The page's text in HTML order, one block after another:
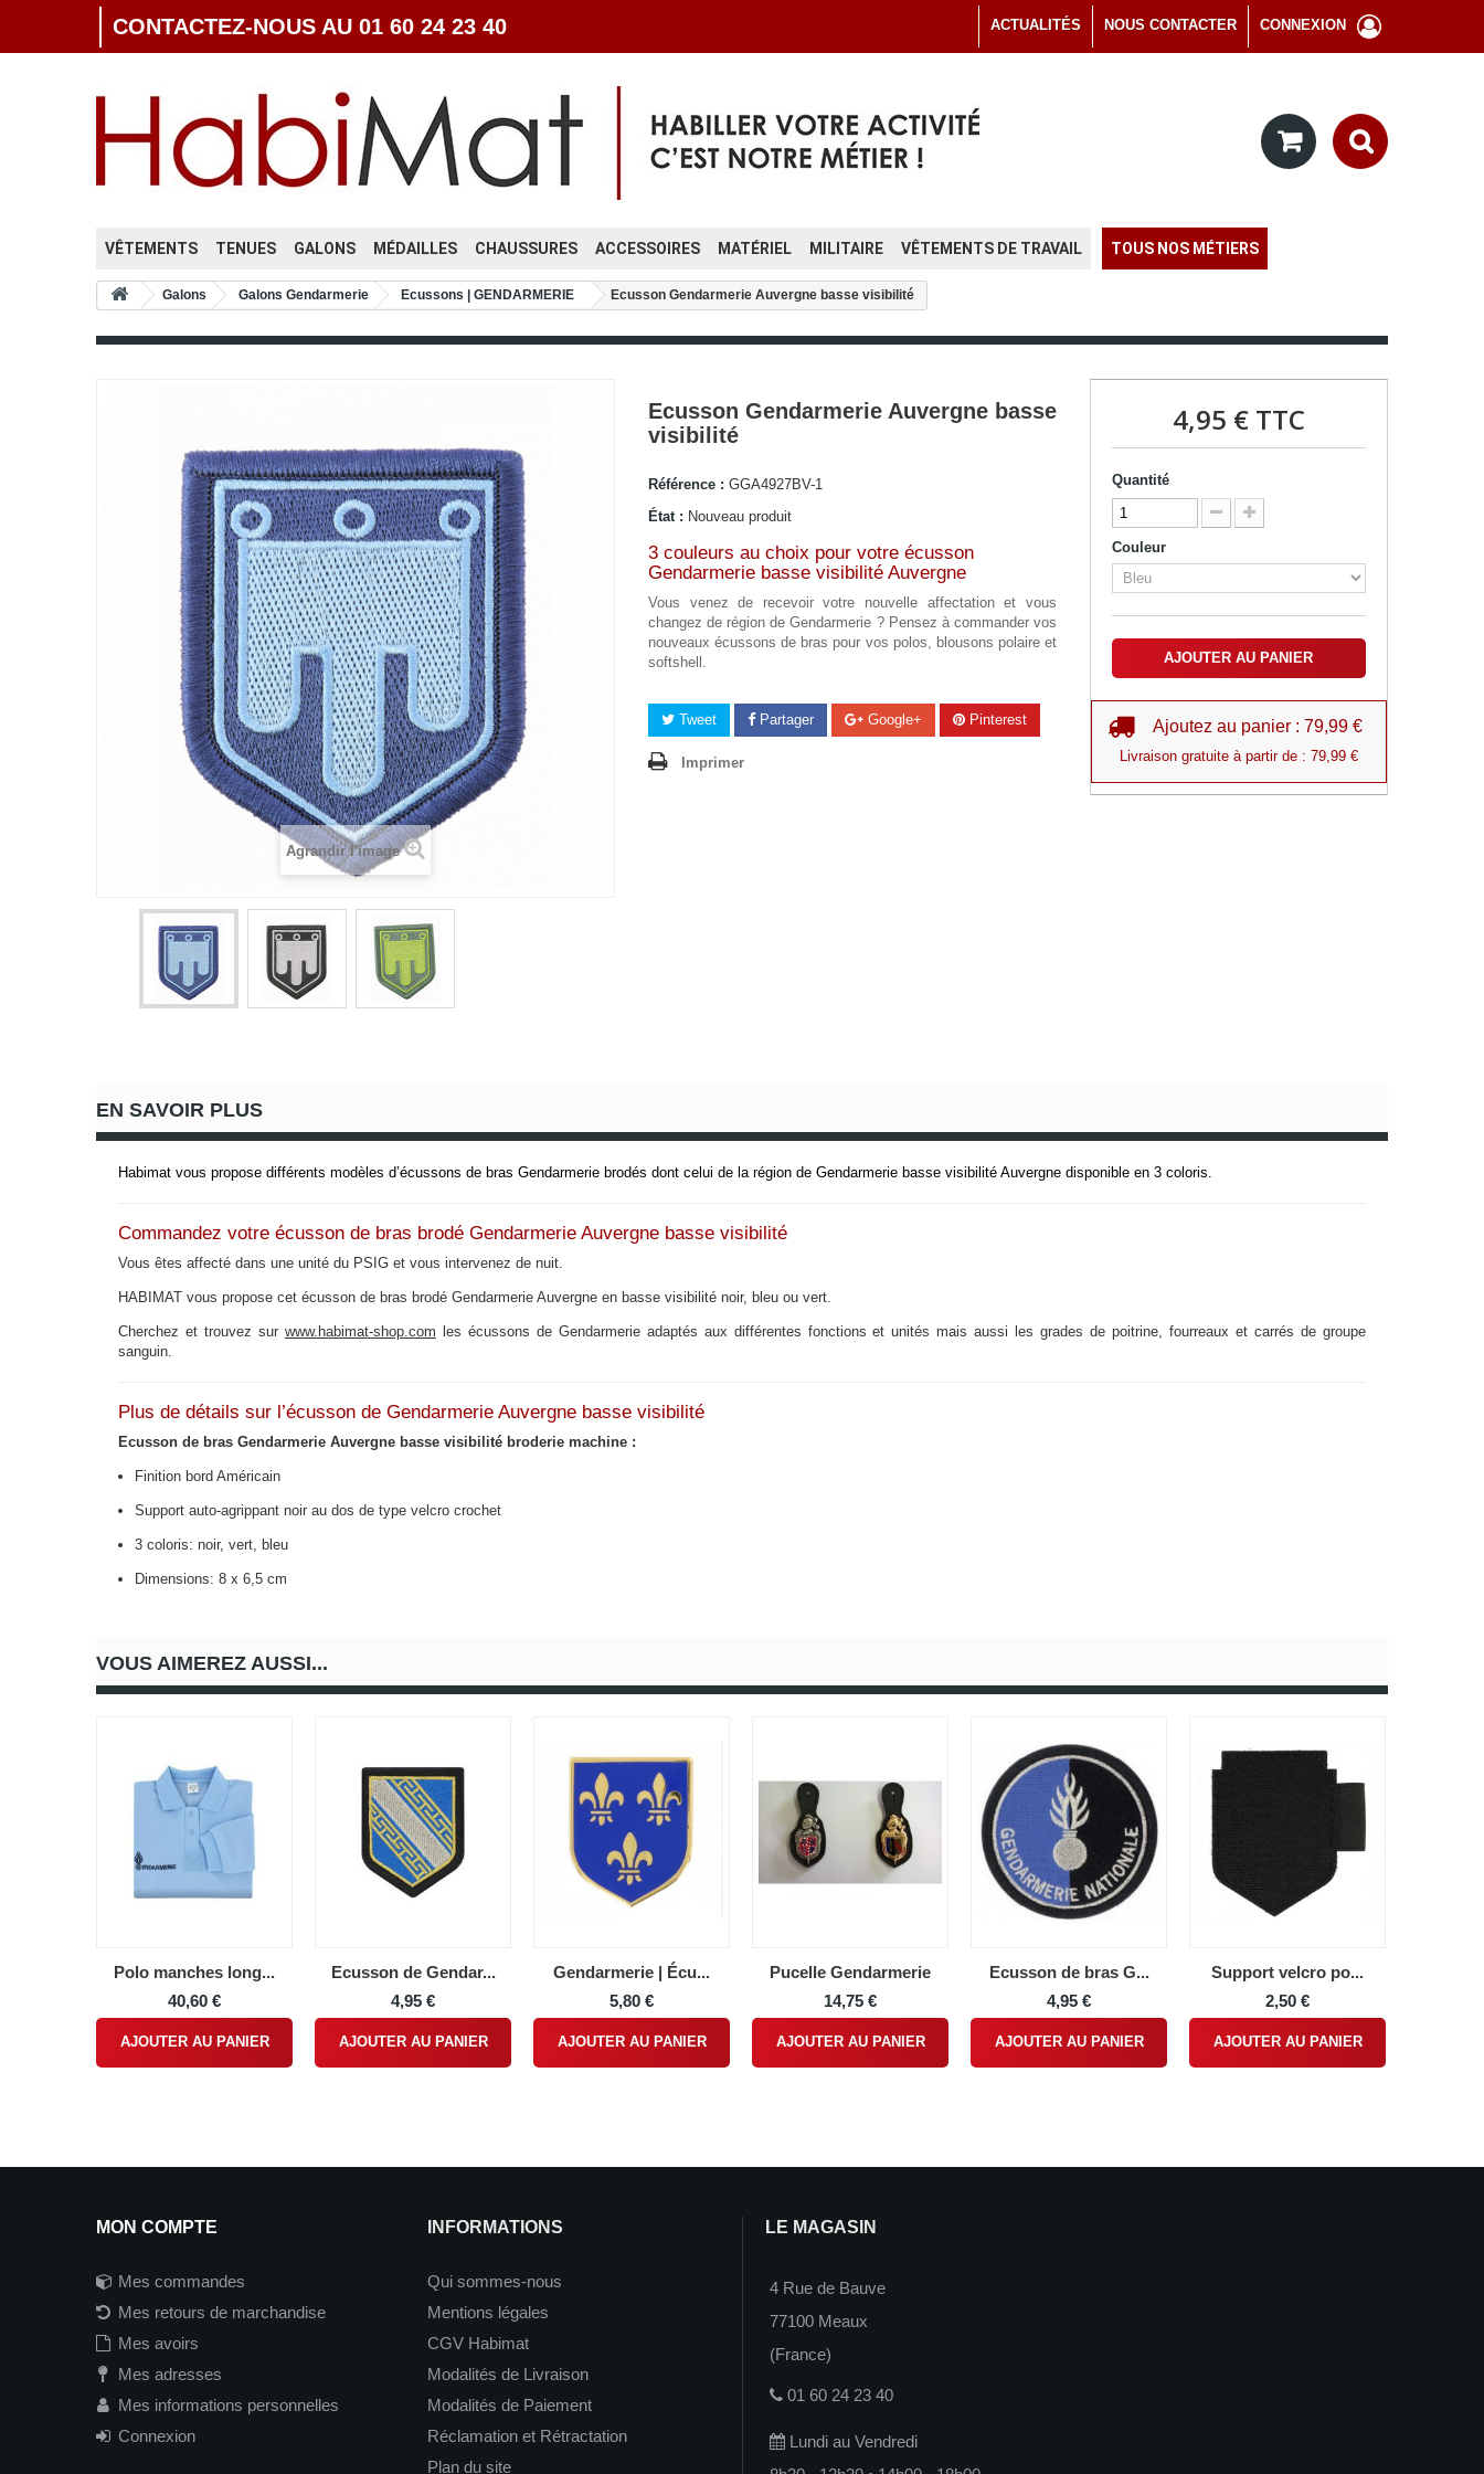
CONNEXION
NOUS CONTACTER
ACTUALITÉS
CONTACTEZ-NOUS AU 01 60 24 23 40
VÊTEMENTS TENUES GALONS MÉDAILLES CHAUSSURES ACCESSOIRES MATÉRIEL MILITAIRE VÊTEMENTS DE TRAVAIL TOUS NOS MÉTIERS
Galons Galons Gendarmerie Ecussons | GENDARMERIE Ecusson Gendarmerie Auvergne basse visibilité
Agrandir l'image
Ecusson Gendarmerie Auvergne basse
visibilité
Référence : GGA4927BV-1
État : Nouveau produit
3 couleurs au choix pour votre écusson
Gendarmerie basse visibilité Auvergne
Vous venez de recevoir votre nouvelle affectation et vous
changez de région de Gendarmerie ? Pensez à commander vos
nouveaux écussons de bras pour vos polos, blousons polaire et
softshell.
Tweet Partager Google+ Pinterest
Imprimer
4,95 €TTC
Quantité
Couleur
AJOUTER AU PANIER
Ajoutez au panier : 79,99 €
Livraison gratuite à partir de : 79,99 €
EN SAVOIR PLUS
Habimat vous propose différents modèles d’écussons de bras Gendarmerie brodés dont celui de la région de Gendarmerie basse visibilité Auvergne disponible en 3 coloris.
Commandez votre écusson de bras brodé Gendarmerie Auvergne basse visibilité
Vous êtes affecté dans une unité du PSIG et vous intervenez de nuit.
HABIMAT vous propose cet écusson de bras brodé Gendarmerie Auvergne en basse visibilité noir, bleu ou vert.
Cherchez et trouvez sur www.habimat-shop.com les écussons de Gendarmerie adaptés aux différentes fonctions et unités mais aussi les grades de poitrine, fourreaux et carrés de groupe
sanguin.
Plus de détails sur l’écusson de Gendarmerie Auvergne basse visibilité
Ecusson de bras Gendarmerie Auvergne basse visibilité broderie machine :
Finition bord Américain
Support auto-agrippant noir au dos de type velcro crochet
3 coloris: noir, vert, bleu
Dimensions: 8 x 6,5 cm
VOUS AIMEREZ AUSSI...
Polo manches long...
40,60 €
AJOUTER AU PANIER
Ecusson de Gendar...
4,95 €
AJOUTER AU PANIER
Gendarmerie | Écu...
5,80 €
AJOUTER AU PANIER
Pucelle Gendarmerie
14,75 €
AJOUTER AU PANIER
Ecusson de bras G...
4,95 €
AJOUTER AU PANIER
Support velcro po...
2,50 €
AJOUTER AU PANIER
MON COMPTE
Mes commandes
Mes retours de marchandise
Mes avoirs
Mes adresses
Mes informations personnelles
Connexion
INFORMATIONS
Qui sommes-nous
Mentions légales
CGV Habimat
Modalités de Livraison
Modalités de Paiement
Réclamation et Rétractation
Plan du site
LE MAGASIN
4 Rue de Bauve
77100 Meaux
(France)
01 60 24 23 40
Lundi au Vendredi